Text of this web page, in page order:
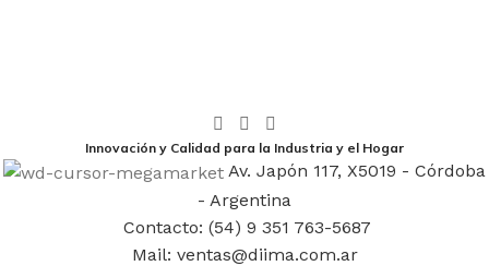
Innovación y Calidad para la Industria y el Hogar
Av. Japón 117, X5019 - Córdoba
- Argentina
Contacto: (54) 9 351 763-5687
Mail: ventas@diima.com.ar